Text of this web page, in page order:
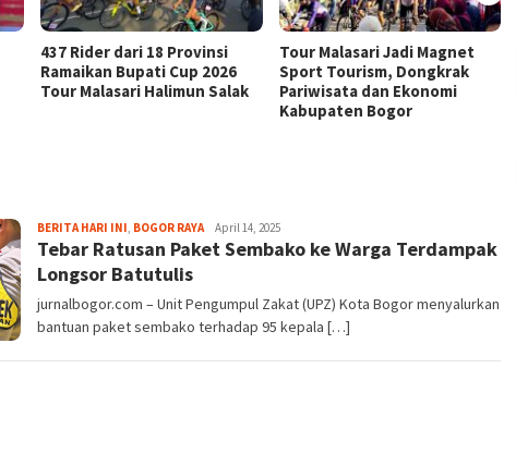
437 Rider dari 18 Provinsi
Ramaikan Bupati Cup 2026
Tour Malasari Halimun Salak
Tour Malasari Jadi Magnet
Sport Tourism, Dongkrak
Pariwisata dan Ekonomi
Kabupaten Bogor
BERITA HARI INI, BOGOR RAYAFredy
Kristianto
April 14, 2025
Tebar Ratusan Paket Sembako ke Warga Terdampak
Longsor Batutulis
jurnalbogor.com – Unit Pengumpul Zakat (UPZ) Kota Bogor menyalurkan
bantuan paket sembako terhadap 95 kepala […]